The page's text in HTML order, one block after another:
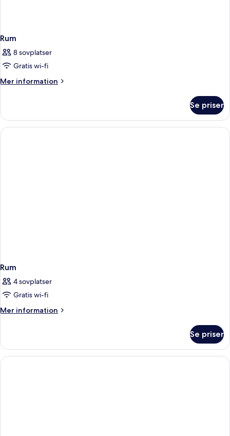
Rum
8 sovplatser
Gratis wi-fi
Mer information
Mer
Se priser
Rum
4 sovplatser
Gratis wi-fi
Mer information
Mer
Se priser